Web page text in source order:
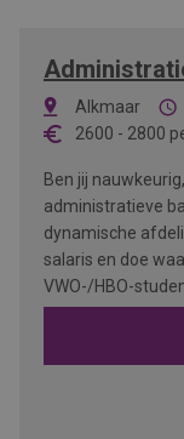
Alkmaar
2600 - 2800
Ben jij
administratieve
dynamische
salaris en doe
VWO-/HBO-